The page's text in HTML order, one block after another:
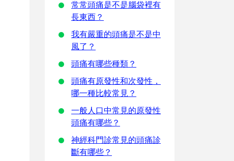
常常頭痛是不是腦袋裡有
長東西？
我有嚴重的頭痛是不是中
風了？
頭痛有哪些種類？
頭痛有原發性和次發性，
哪一種比較常見？
一般人口中常見的原發性
頭痛有哪些？
神經科門診常見的頭痛診
斷有哪些？